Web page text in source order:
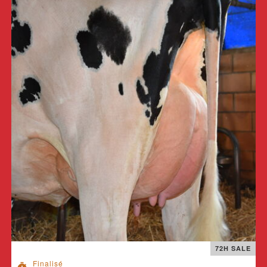
Finalisé
72H SALE